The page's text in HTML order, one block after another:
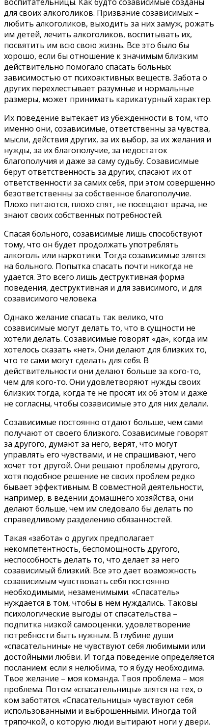
воспитательницы. Как будто созависимые созданы
для своих алкоголиков. Призвание созависимых –
любить алкоголиков, выходить за них замуж, рожать
им детей, лечить алкоголиков, воспитывать их,
посвятить им всю свою жизнь. Все это было бы
хорошо, если бы отношение к значимым близким
действительно помогало спасать больных
зависимостью от психоактивных веществ. Забота о
других перехлестывает разумные и нормальные
размеры, может принимать карикатурный характер.
Их поведение вытекает из убежденности в том, что
именно они, созависимые, ответственны за чувства,
мысли, действия других, за их выбор, за их желания и
нужды, за их благополучие, за недостаток
благополучия и даже за саму судьбу. Созависимые
берут ответственность за других, спасают их от
ответственности за самих себя, при этом совершенно
безответственны за собственное благополучие.
Плохо питаются, плохо спят, не посещают врача, не
знают своих собственных потребностей.
Спасая больного, созависимые лишь способствуют
тому, что он будет продолжать употреблять
алкоголь или наркотики. Тогда созависимые злятся
на больного. Попытка спасать почти никогда не
удается. Это всего лишь деструктивная форма
поведения, деструктивная и для зависимого, и для
созависимого человека.
Однако желание спасать так велико, что
созависимые могут делать то, что в сущности не
хотели делать. Созависимые говорят «да», когда им
хотелось сказать «нет». Они делают для близких то,
что те сами могут сделать для себя. В
действительности они делают больше за кого-то,
чем для кого-то. Они удовлетворяют нужды своих
близких тогда, когда те не просят их об этом и даже
не согласны, чтобы созависимые это для них делали.
Созависимые постоянно отдают больше, чем сами
получают от своего близкого. Созависимые говорят
за другого, думают за него, верят, что могут
управлять его чувствами, и не спрашивают, чего
хочет тот другой. Они решают проблемы другого,
хотя подобное решение не своих проблем редко
бывает эффективным. В совместной деятельности,
например, в ведении домашнего хозяйства, они
делают больше, чем им следовало бы делать по
справедливому разделению обязанностей.
Такая «забота» о других предполагает
некомпетентность, беспомощность другого,
неспособность делать то, что делает за него
созависимый близкий. Все это дает возможность
созависимым чувствовать себя постоянно
необходимыми, незаменимыми. «Спасатель»
нуждается в том, чтобы в нем нуждались. Таковы
психологические выгоды от спасательства –
подпитка низкой самооценки, удовлетворение
потребности быть нужным. В глубине души
«спасательнины» не чувствуют себя любимыми или
достойными любви. И тогда поведение определяется
посланием: если я нелюбима, то я буду необходима.
Твое желание – моя команда. Твоя проблема – моя
проблема. Потом «спасательницы» злятся на тех, о
ком заботятся. «Спасательницы» чувствуют себя
использованными и выброшенными. Иногда той
тряпочкой, о которую люди вытирают ноги у двери.